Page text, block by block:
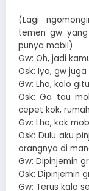
(Lagi
temen gw
punya mobil)
Gw: Oh, jadi
Osk: Iya, gw
Gw: Lho, kalo
Osk: Ga tau
cepet kok,
Gw: Lho, kok
Osk: Dulu aku
orangnya di
Gw: Dipinjemin
Osk: Dipinjemin
Gw: Terus kalo